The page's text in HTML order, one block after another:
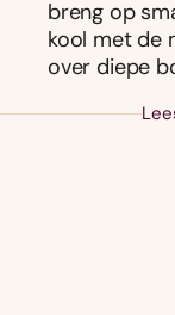
breng op
kool met de
over diepe